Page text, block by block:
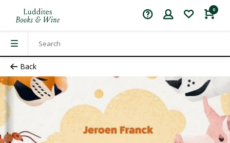
0
Back